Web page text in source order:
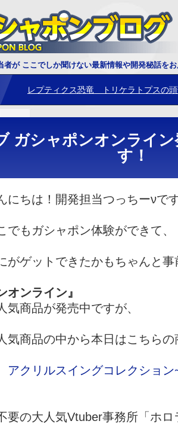
者が ここでしか聞けない最新情報や開発秘話を
ダイオウサソリ 鋏角について
レプティクス恐竜 トリケラトプスの
ガシャポンオンライ
す！
にちは！開発担当つっちーνで
でもガシャポン体験ができて、
がゲットできたかもちゃんと
オンライン』
気商品が発売中ですが、
気商品の中から本日はこちら
クリルスイングコレクショ
要の大人気Vtuber事務所「ホ